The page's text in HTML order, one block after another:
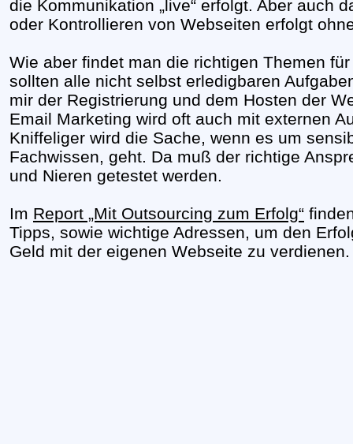
die Kommunikation „live“ erfolgt. Aber auch
oder Kontrollieren von Webseiten erfolgt
Wie aber findet man die richtigen Themen
sollten alle nicht selbst erledigbaren
mir der Registrierung und dem Hosten der
Email Marketing wird oft auch mit externen
Kniffeliger wird die Sache, wenn es um
Fachwissen, geht. Da muß der richtige
und Nieren getestet werden.
Im Report „Mit Outsourcing zum Erfolg“
Tipps, sowie wichtige Adressen, um den
Geld mit der eigenen Webseite zu verdienen.